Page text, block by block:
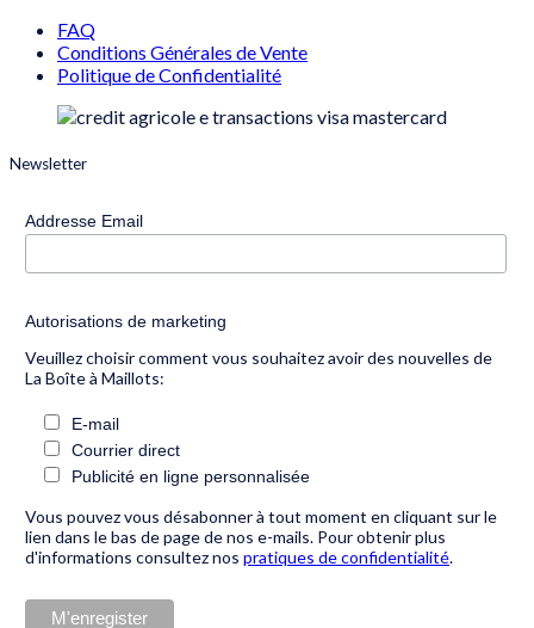
FAQ
Conditions Générales de Vente
Politique de Confidentialité
Newsletter
Addresse Email
Autorisations de marketing
Veuillez choisir comment vous souhaitez avoir des nouvelles de
La Boîte à Maillots:
E-mail
Courrier direct
Publicité en ligne personnalisée
Vous pouvez vous désabonner à tout moment en cliquant sur le
lien dans le bas de page de nos e-mails. Pour obtenir plus
d'informations consultez nos pratiques de confidentialité.